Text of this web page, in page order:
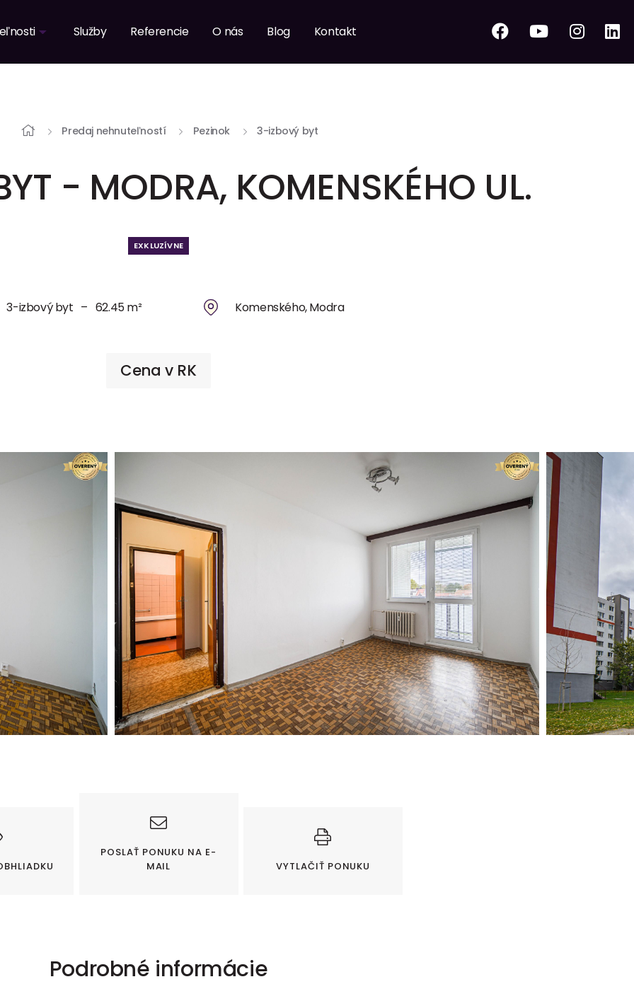
Služby Referencie O nás Blog Kontakt
Predaj nehnuteľností Pezinok 3-izbový byt
- MODRA, KOMENSKÉHO UL.
EXKLUZÍVNE
3-izbový byt – 62.45 m² Komenského, Modra
Cena v RK
POSLAŤ PONUKU NA E-
MAIL
VYTLAČIŤ PONUKU
Podrobné informácie